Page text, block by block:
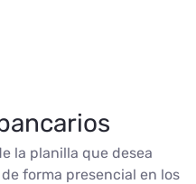
la planilla que desea
forma presencial en los